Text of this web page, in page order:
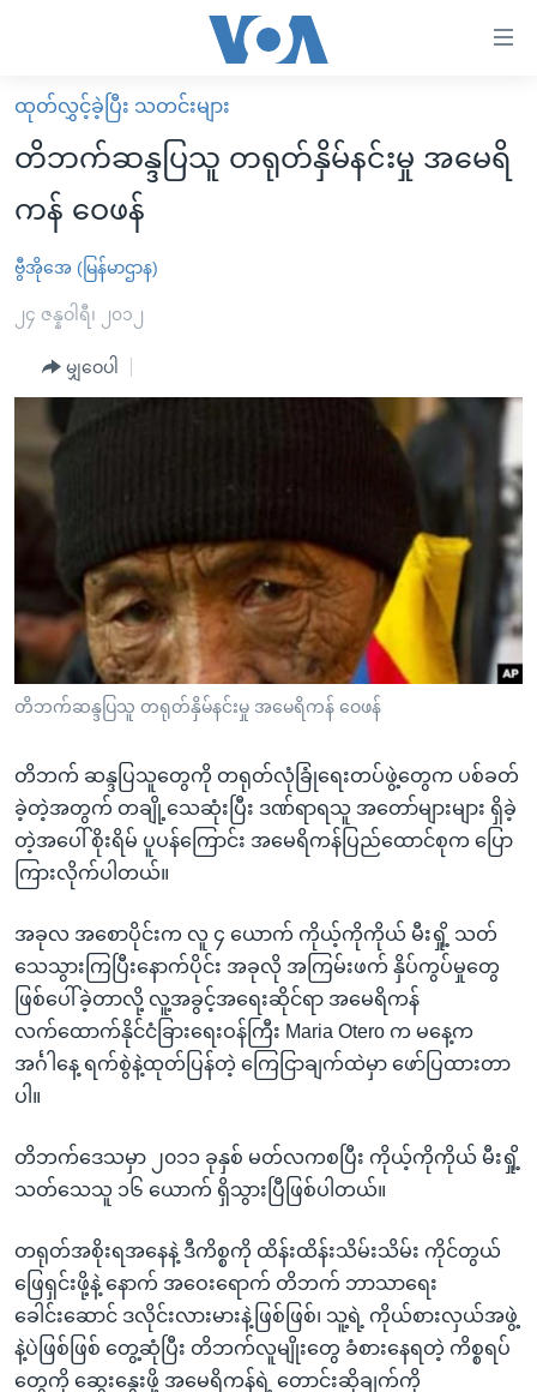
လွယ်ကူ
စေ
သည့်
များ
ပင်မ
ကြည့်
ရန်
စာမျက်နှာ
သို့
ကြည့်
ရှာဖွေ
ရန်
နေရာ
သို့
ရန်
မူလစာမျက်နှာ
မြန်မာ
ကမ္ဘာ့သတင်းများ
နိုင်ငံတကာ
အမေရိကန်
အစ္စရေး-ပါလက်စတိုင်း
ဗွီဒီယို
သတင်းလွတ်လပ်ခွင့်
အင်္ဂလိပ်စာလေ့လာမယ်
အမေရိကန်သုံးအီဒီယံ
မကြေးမုံရဲ့ အင်္ဂလိပ်စာ
ရုပ်ရှင်ထဲက အင်္ဂလိပ်စာ
သုတပဒေသာ အင်္ဂလိပ်စာ
အပတ်စဉ်ကဏ္ဍများ
ရေဒီယို
တီဗွီ
ရေဒီယိုနှင့်ရုပ်သံ အချက်အလက်များ
ရေဒီယို/တီဗွီအစီအစဉ်
Learning English
ဗွီအိုအေ လူမှုကွန်ယက်များ
ဘာသာစကားများ
ထုတ်လွှင့်ခဲ့ပြီး သတင်းများ
တိဘက်ဆန္ဒပြသူ တရုတ်နှိမ်နင်းမှု အမေရိ
ကန် ဝေဖန်
ဗွီအိုအေ (မြန်မာဌာန)
၂၄ ဇန္နဝါရီ၊ ၂၀၁၂
မျှဝေပါ
တိဘက်ဆန္ဒပြသူ တရုတ်နှိမ်နင်းမှု အမေရိကန် ဝေဖန်
တိဘက် ဆန္ဒပြသူတွေကို တရုတ်လုံခြုံရေးတပ်ဖွဲ့တွေက ပစ်ခတ်
ခဲ့တဲ့အတွက် တချို့သေဆုံးပြီး ဒဏ်ရာရသူ အတော်များများ ရှိခဲ့
တဲ့အပေါ် စိုးရိမ် ပူပန်ကြောင်း အမေရိကန်ပြည်ထောင်စုက ပြော
ကြားလိုက်ပါတယ်။
အခုလ အစောပိုင်းက လူ ၄ ယောက် ကိုယ့်ကိုကိုယ် မီးရှို့ သတ်
သေသွားကြပြီးနောက်ပိုင်း အခုလို အကြမ်းဖက် နှိပ်ကွပ်မှုတွေ
ဖြစ်ပေါ်ခဲ့တာလို့ လူ့အခွင့်အရေးဆိုင်ရာ အမေရိကန်
လက်ထောက်နိုင်ငံခြားရေးဝန်ကြီး Maria Otero က မနေ့က
အင်္ဂါနေ့ ရက်စွဲနဲ့ထုတ်ပြန်တဲ့ ကြေငြာချက်ထဲမှာ ဖော်ပြထားတာ
ပါ။
တိဘက်ဒေသမှာ ၂၀၁၁ ခုနှစ် မတ်လကစပြီး ကိုယ့်ကိုကိုယ် မီးရှို့
သတ်သေသူ ၁၆ ယောက် ရှိသွားပြီဖြစ်ပါတယ်။
တရုတ်အစိုးရအနေနဲ့ ဒီကိစ္စကို ထိန်းထိန်းသိမ်းသိမ်း ကိုင်တွယ်
ဖြေရှင်းဖို့နဲ့ နောက် အဝေးရောက် တိဘက် ဘာသာရေး
ခေါင်းဆောင် ဒလိုင်းလားမားနဲ့ဖြစ်ဖြစ်၊ သူ့ရဲ့ ကိုယ်စားလှယ်အဖွဲ့
နဲ့ပဲဖြစ်ဖြစ် တွေ့ဆုံပြီး တိဘက်လူမျိုးတွေ ခံစားနေရတဲ့ ကိစ္စရပ်
တွေကို ဆွေးနွေးဖို့ အမေရိကန်ရဲ့ တောင်းဆိုချက်ကို